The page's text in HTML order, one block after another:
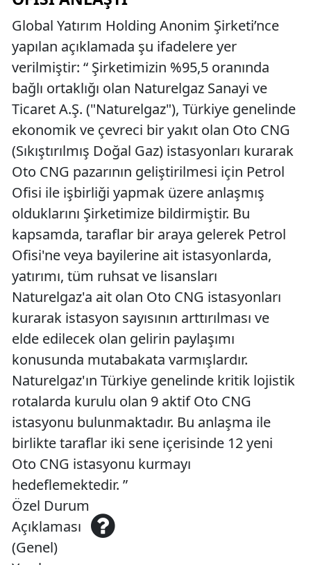
Global Yatırım Holding Anonim Şirketi’nce
yapılan açıklamada şu ifadelere yer
verilmiştir: “ Şirketimizin %95,5 oranında
bağlı ortaklığı olan Naturelgaz Sanayi ve
Ticaret A.Ş. ("Naturelgaz"), Türkiye genelinde
ekonomik ve çevreci bir yakıt olan Oto CNG
(Sıkıştırılmış Doğal Gaz) istasyonları kurarak
Oto CNG pazarının geliştirilmesi için Petrol
Ofisi ile işbirliği yapmak üzere anlaşmış
olduklarını Şirketimize bildirmiştir. Bu
kapsamda, taraflar bir araya gelerek Petrol
Ofisi'ne veya bayilerine ait istasyonlarda,
yatırımı, tüm ruhsat ve lisansları
Naturelgaz'a ait olan Oto CNG istasyonları
kurarak istasyon sayısının arttırılması ve
elde edilecek olan gelirin paylaşımı
konusunda mutabakata varmışlardır.
Naturelgaz'ın Türkiye genelinde kritik lojistik
rotalarda kurulu olan 9 aktif Oto CNG
istasyonu bulunmaktadır. Bu anlaşma ile
birlikte taraflar iki sene içerisinde 12 yeni
Oto CNG istasyonu kurmayı
hedeflemektedir. ”
Özel Durum
Açıklaması
(Genel)